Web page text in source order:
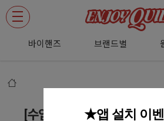
바이핸즈 브랜드별
[수입원단] 대폭 빈티지 무
★앱 설치 이